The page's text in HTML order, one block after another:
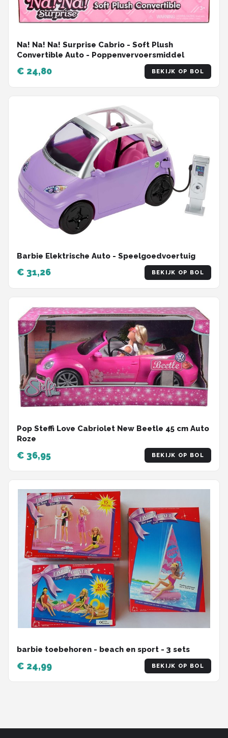
Na! Na! Na! Surprise Cabrio - Soft Plush
Convertible Auto - Poppenvervoersmiddel
€ 24,80 BEKIJK OP BOL
Barbie Elektrische Auto - Speelgoedvoertuig
€ 31,26 BEKIJK OP BOL
Pop Steffi Love Cabriolet New Beetle 45 cm Auto
Roze
€ 36,95 BEKIJK OP BOL
barbie toebehoren - beach en sport - 3 sets
€ 24,99 BEKIJK OP BOL